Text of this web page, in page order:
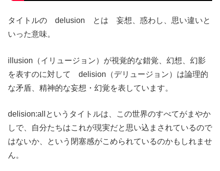
タイトルの delusion とは 妄想、惑わし、思い違いと
いった意味。
illusion（イリュージョン）が視覚的な錯覚、幻想、幻影
を表すのに対して delision（デリュージョン）は論理的
な矛盾、精神的な妄想・幻覚を表しています。
delision:allというタイトルは、この世界のすべてがまやか
しで、自分たちはこれが現実だと思い込まされているので
はないか、という閉塞感がこめられているのかもしれませ
ん。